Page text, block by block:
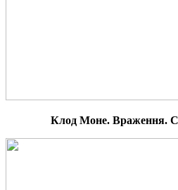
Клод Моне. Враження.